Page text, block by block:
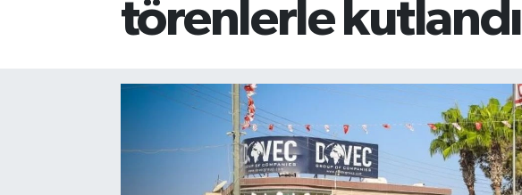
törenlerle kutlandı